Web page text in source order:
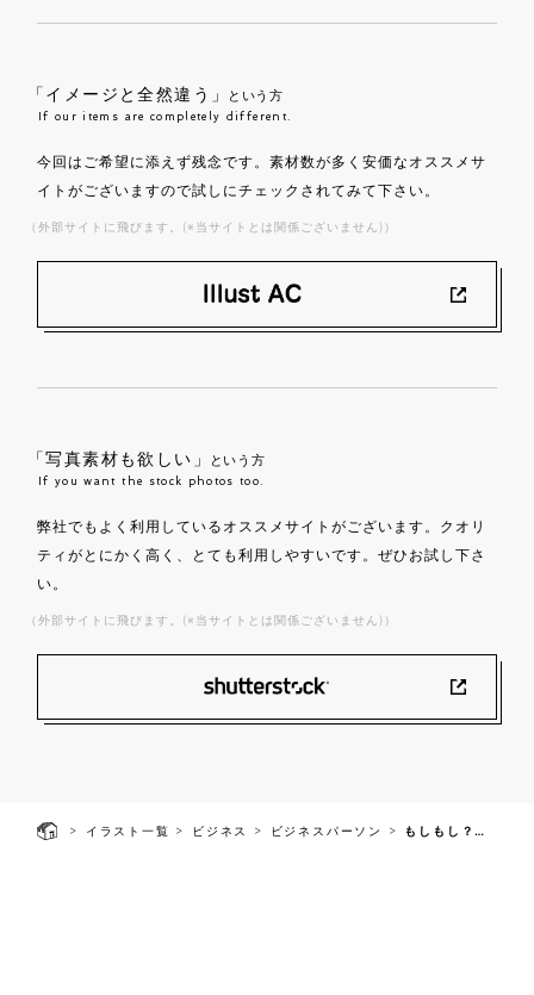
「イメージと全然違う」 という方
If our items are completely different.
今回はご希望に添えず残念です。素材数が多く安価なオススメサ
イトがございますので試しにチェックされてみて下さい。
（外部サイトに飛びます。(※当サイトとは関係ございません)）
「写真素材も欲しい」 という方
If you want the stock photos too.
弊社でもよく利用しているオススメサイトがございます。クオリ
ティがとにかく高く、とても利用しやすいです。ぜひお試し下さ
い。
（外部サイトに飛びます。(※当サイトとは関係ございません)）
> イラスト一覧 > ビジネス > ビジネスパーソン > もしもし？オレオレ